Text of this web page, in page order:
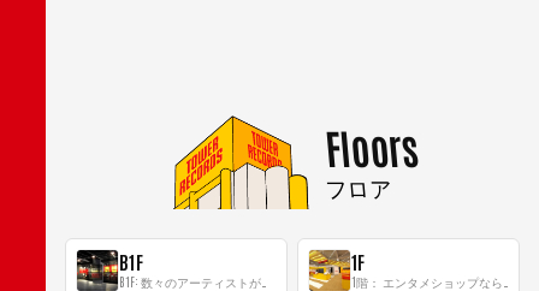
Floors
フロア
B1F 1F